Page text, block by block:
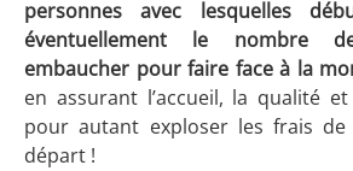
personnes avec lesquelles
éventuellement le nombre
embaucher pour faire face à la
en assurant l’accueil, la qualité
pour autant exploser les frais
départ !